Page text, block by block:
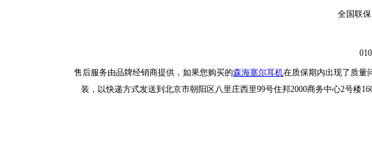
全国联
售后服务由品牌经销商提供，如果您购买的森海塞尔耳机在质保期内出现了质量
装，以快递方式发送到北京市朝阳区八里庄西里99号住邦2000商务中心2号楼